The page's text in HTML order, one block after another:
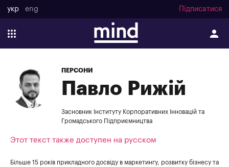
укр eng Підписатися
ПЕРСОНИ
Павло Рижій
Засновник Інституту Корпоративних Інновацій та
Громадського Підприємництва
Этот текст также доступен на русском
Більше 15 років прикладного досвіду в маркетингу, розвитку бізнесу та